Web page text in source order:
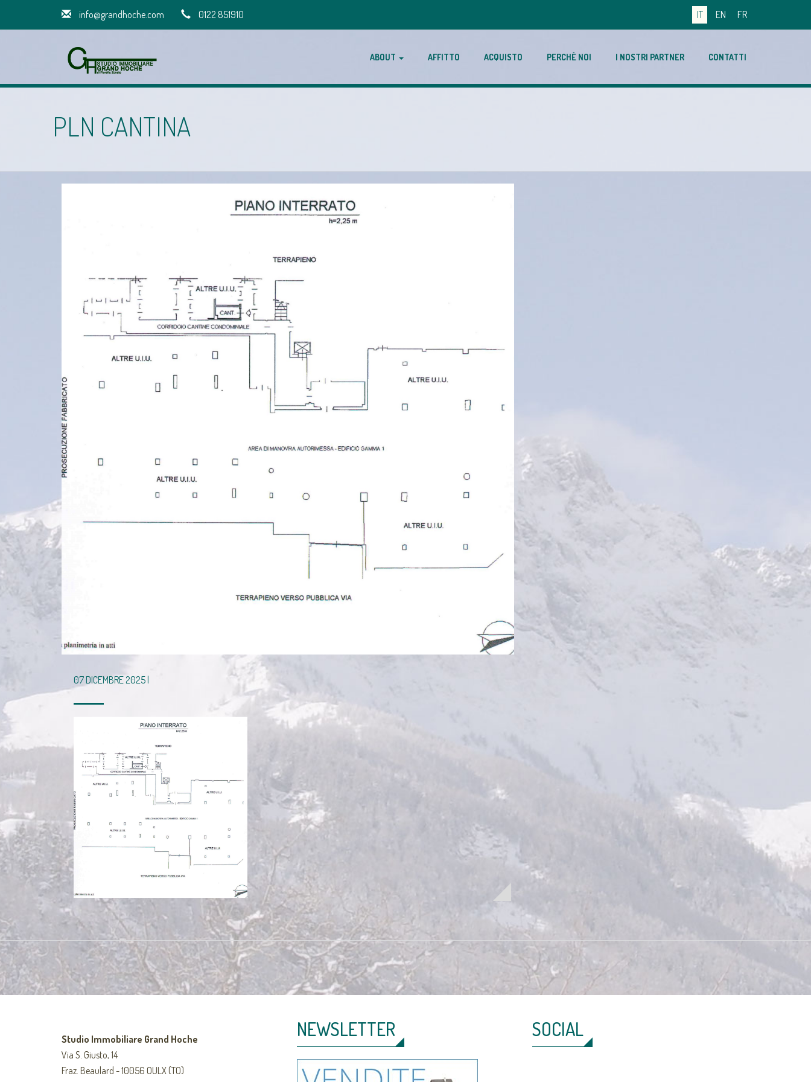
info@grandhoche.com 0122 851910 IT EN FR
ABOUT AFFITTO ACQUISTO PERCHÈ NOI I NOSTRI PARTNER CONTATTI
PLN CANTINA
07 DICEMBRE 2025 |
Studio Immobiliare Grand Hoche
Via S. Giusto, 14
Fraz. Beaulard - 10056 OULX (TO)
NEWSLETTER SOCIAL